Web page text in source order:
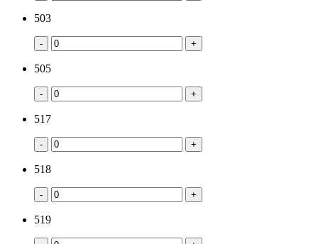
503
- +
505
- +
517
- +
518
- +
519